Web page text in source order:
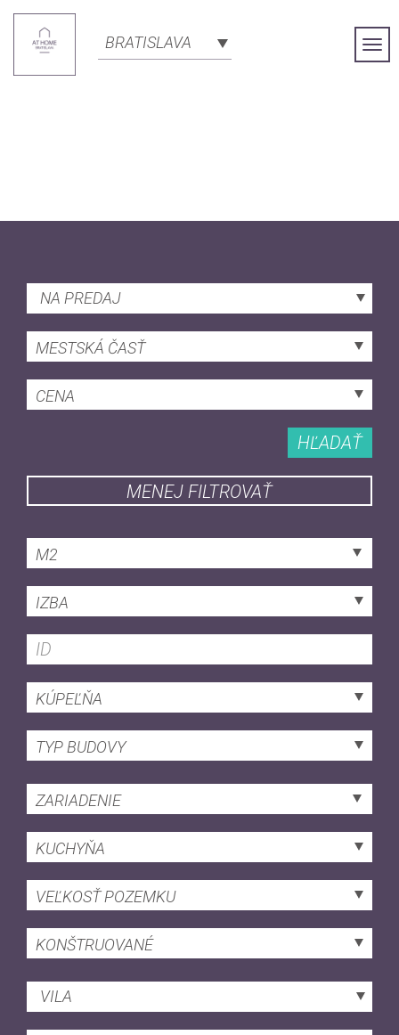
BRATISLAVA
NA PREDAJ
MESTSKÁ ČASŤ
CENA
HĽADAŤ
MENEJ FILTROVAŤ
M2
IZBA
KÚPEĽŇA
TYP BUDOVY
ZARIADENIE
KUCHYŇA
VEĽKOSŤ POZEMKU
KONŠTRUOVANÉ
VILA